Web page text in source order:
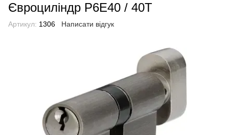
Євроциліндр P6E40 / 40T
Артикул: 1306 Написати відгук